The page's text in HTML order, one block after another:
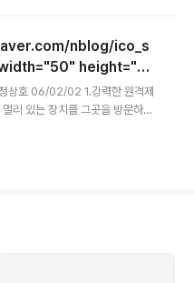
(백슬래시) \ -..nblog/ico_s
height="1
로 원격 제어를 간
상호 06/02/02 1.강력한 원격제
리 있는 장치를 그곳을 방문하지
원격 제어를 위한 다양한 소프트
터로 실시간 캡쳐된 화면을 전
..